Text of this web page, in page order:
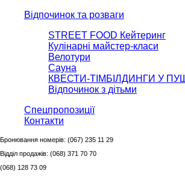
Відпочинок та розваги
STREET FOOD Кейтеринг
Кулінарні майстер-класи
Велотури
Сауна
КВЕСТИ-ТІМБІЛДИНГИ У
Відпочинок з дітьми
Спецпропозиції
Контакти
Бронювання номерів: (067) 235 11 29
Відділ продажів: (068) 371 70 70
(068) 128 73 09